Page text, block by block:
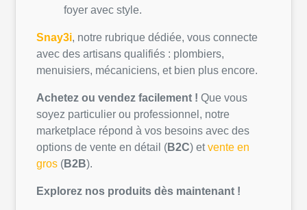
foyer avec style.
Snay3i, notre rubrique dédiée, vous connecte
avec des artisans qualifiés : plombiers,
menuisiers, mécaniciens, et bien plus encore.
Achetez ou vendez facilement ! Que vous
soyez particulier ou professionnel , notre
marketplace répond à vos besoins avec des
options de vente en détail (B2C) etvente en
gros (B2B).
Explorez nos produits dès maintenant !